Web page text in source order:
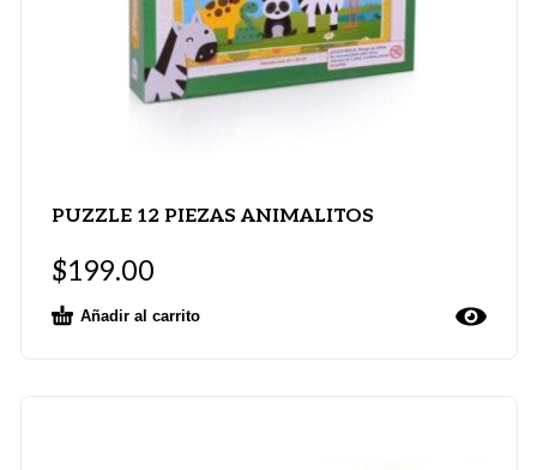
PUZZLE 12 PIEZAS ANIMALITOS
$199.00
Añadir al carrito